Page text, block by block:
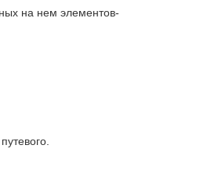
на нем элементов-